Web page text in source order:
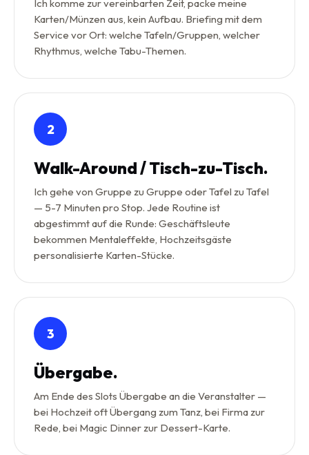
Ich komme zur vereinbarten Zeit, packe meine
Karten/Münzen aus, kein Aufbau. Briefing mit dem
Service vor Ort: welche Tafeln/Gruppen, welcher
Rhythmus, welche Tabu-Themen.
2
Walk-Around / Tisch-zu-Tisch.
Ich gehe von Gruppe zu Gruppe oder Tafel zu Tafel
— 5-7 Minuten pro Stop. Jede Routine ist
abgestimmt auf die Runde: Geschäftsleute
bekommen Mentaleffekte, Hochzeitsgäste
personalisierte Karten-Stücke.
3
Übergabe.
Am Ende des Slots Übergabe an die Veranstalter —
bei Hochzeit oft Übergang zum Tanz, bei Firma zur
Rede, bei Magic Dinner zur Dessert-Karte.